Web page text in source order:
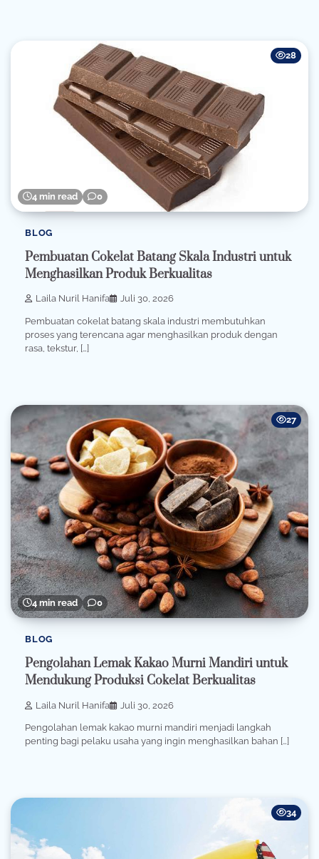
4 min read 0
28
BLOG
Pembuatan Cokelat Batang Skala Industri untuk
Menghasilkan Produk Berkualitas
Laila Nuril Hanifa Juli 30, 2026
Pembuatan cokelat batang skala industri membutuhkan
proses yang terencana agar menghasilkan produk dengan
rasa, tekstur, […]
4 min read 0
27
BLOG
Pengolahan Lemak Kakao Murni Mandiri untuk
Mendukung Produksi Cokelat Berkualitas
Laila Nuril Hanifa Juli 30, 2026
Pengolahan lemak kakao murni mandiri menjadi langkah
penting bagi pelaku usaha yang ingin menghasilkan bahan […]
34